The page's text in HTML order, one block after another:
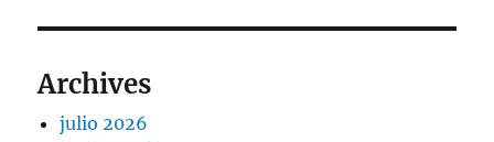
Archives
julio 2026